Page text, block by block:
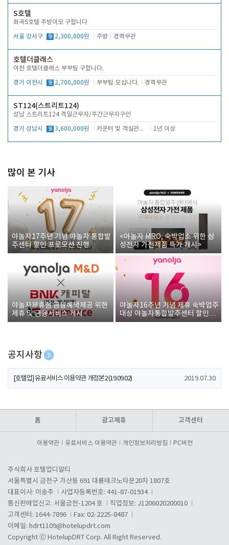
S호텔
화곡S호텔 주방이모 구합니다
서울 강서구 월 2,300,000원 주방 경력무관
호텔더클래스
이천 호텔더클래스 부부팀 구합니다.
경기 이천시 월 2,700,000원 부부팀 모십니다. 경력무관
ST124(스트리트124)
성남 스트리트124 격일근무자/주간근무자구인
경기 성남시 월 3,600,000원 카운터 및 객실관리 전반 1년 이상
많이 본 기사
야놀자17주년 기념 야놀자 통합발
주센터 할인 프로모션 진행
<야놀자 MRO, 숙박업소 위한 삼
성전자 가전제품 특가 개시>
야놀자제휴점 금융혜택제공 위한
제휴 및 금융서비스 게시
야놀자16주년 기념 제휴 숙박업주
대상 야놀자통합발주센터 할인쿠
폰 증정
공지사항
[호텔업] 개인정보 처리방침 개정본1 (19.09.02)
[호텔업] 유료서비스 이용약관 개정본2 (19.09.02) 2019.07.30
홈 광고제휴 고객센터
이용약관 유료서비스 이용약관 개인정보처리방침 PC버전
주식회사 호텔업디알티
서울특별시 금천구 가산동 691 대륭테크노타운20차 1807호
대표이사: 이송주
사업자등록번호: 441-87-01934
통신판매업신고: 서울금천-1204 호
직업정보: J1206020200010
고객센터: 1644-7896
Fax: 02-2225-8487
이메일: hdrt1109@hotelupdrt.com
Copyright ⓒ HotelupDRT Corp. All Right Reserved.